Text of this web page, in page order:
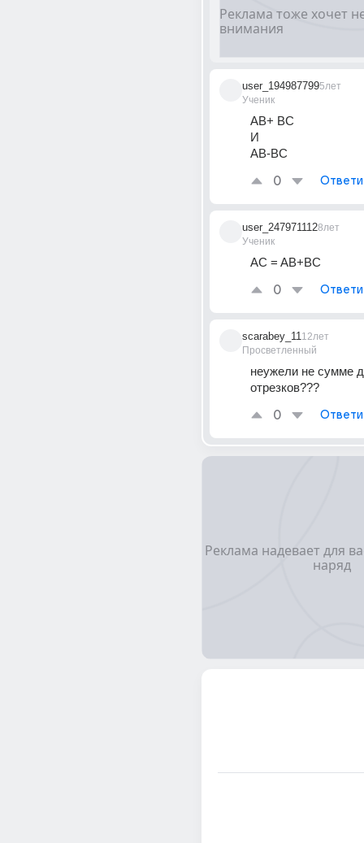
user_194987799
Ученик
5лет
АВ+ ВС
И
АВ-ВС
0
user_247971112
Ученик
8лет
AC = AB+BC
0
scarabey_11
Просветленный
12лет
неужели не сумме
отрезков???
0